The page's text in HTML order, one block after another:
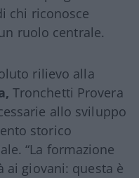
chi riconosce
ruolo centrale.
rilievo alla
Tronchetti Provera
allo sviluppo
storico
“La formazione
ai giovani: questa è